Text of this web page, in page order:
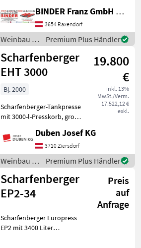
Ostraticky MSO-400HP ✔️
durch Eigenölversorgung
ist Mähen auch ✔️ mit
kleineren Traktoren
problemlos möglich!
BINDER Franz GmbH & CoKG
3654 Raxendorf
Weinbau /
Sonstige
Premium Plus Händler
Scharfenberger
EHT 3000
19.800
€
inkl. 13%
MwSt./Verm.
17.522,12 €
exkl.
Bj. 2000
Scharfenberger-Tankpresse
mit 3000-l-Presskorb, große
verschiebbaren Türen,
vollautomatische
Steuerung, Display seitlich,
Zentralbefüllungsansch
Duben Josef KG
3710 Ziersdorf
Weinbau /
Scharfenberger
Premium Plus Händler
Scharfenberger
EP2-34
Preis
auf
Anfrage
Scharfenberger Europress
EP2 mit 3400 Liter